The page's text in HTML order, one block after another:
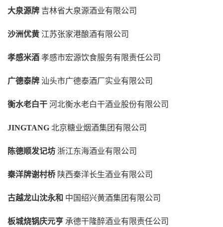
大泉源牌 吉林省大泉源酒业有限公司
沙洲优黄 江苏张家港酿酒有限公司
孝感米酒 孝感市宏源饮食服务有限责任公司
广德泰牌 汕头市广德泰酒厂实业有限公司
衡水老白干 河北衡水老白干酒业股份有限公司
JINGTANG 北京糖业烟酒集团有限公司
陈德顺发记坊 浙江东海酒业有限公司
秦洋牌谢村桥陕西秦洋长生酒业有限公司
古越龙山沈永和 中国绍兴黄酒集团有限公司
板城烧锅庆元亨 承德干隆醉酒业有限责任公司